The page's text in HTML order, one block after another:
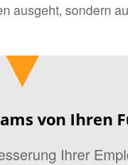
ausgeht, sondern
von Ihren
Ihrer